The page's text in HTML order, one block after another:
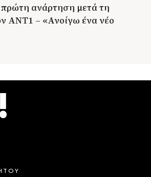
ανάρτηση μετά τη
ΑΝΤ1 – «Ανοίγω ένα νέο